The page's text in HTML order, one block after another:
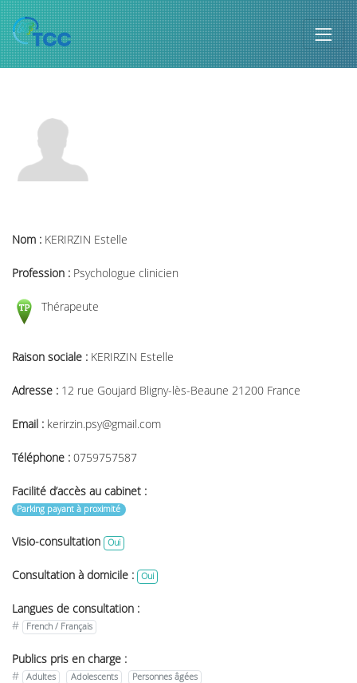
Nom : KERIRZIN Estelle
Profession : Psychologue clinicien
Thérapeute
Raison sociale : KERIRZIN Estelle
Adresse : 12 rue Goujard Bligny-lès-Beaune 21200 France
Email : kerirzin.psy@gmail.com
Téléphone : 0759757587
Facilité d’accès au cabinet :
Parking payant à proximité
Visio-consultation Oui
Consultation à domicile : Oui
Langues de consultation :
#
French / Français
Publics pris en charge :
#
Adultes Adolescents Personnes âgées